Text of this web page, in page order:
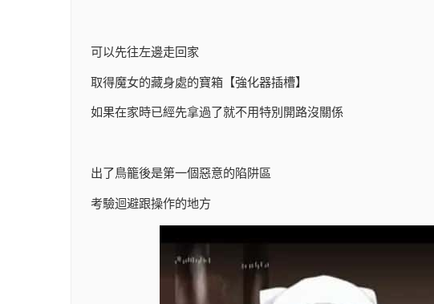
可以先往左邊走回家
取得魔女的藏身處的寶箱【強化器插槽】
如果在家時已經先拿過了就不用特別開路沒關係
出了鳥籠後是第一個惡意的陷阱區
考驗迴避跟操作的地方